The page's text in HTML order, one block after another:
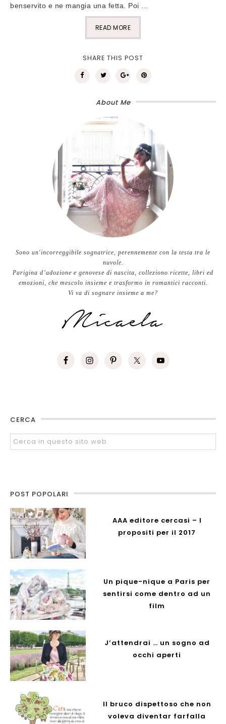
benservito e ne mangia una fetta. Poi ...
READ MORE
SHARE THIS POST
About Me
Sono un'incorreggibile sognatrice, perennemente con la testa tra le
nuvole.
Parigina d’adozione e genovese di nascita, colleziono ricette, libri ed
emozioni, che mescolo insieme e trasformo in romantici racconti.
Vi va di sognare insieme a me?
CERCA
POST POPOLARI
AAA editore cercasi – I
propositi per il 2017
Un pique-nique a Paris per
sentirsi come dentro ad un
film
J’attendrai … un sogno ad
occhi aperti
Il bruco dispettoso che non
voleva diventar farfalla